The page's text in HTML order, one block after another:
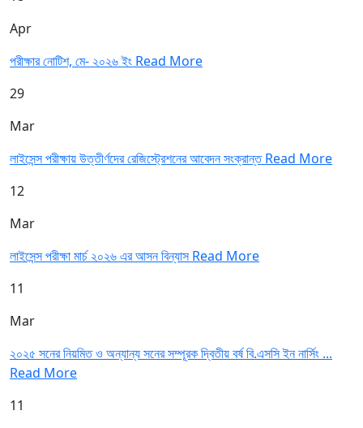
Apr
পরীক্ষার নোটিশ, মে- ২০২৬ ইং Read More
29
Mar
লাইসেন্স পরীক্ষায় উত্তীর্ণদের রেজিস্ট্রেশনের আবেদন সংক্রান্তRead More
12
Mar
লাইসেন্স পরীক্ষা মার্চ ২০২৬ এর আসন বিন্যাসRead More
11
Mar
২০২৫ সনের নিয়মিত ও অন্যান্য সনের সম্পূরক দ্বিতীয় বর্ষ বি.এসসি ইন নার্সিং ...
Read More
11